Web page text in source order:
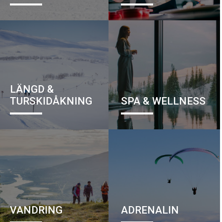
voksoutdoor.se
Besök på Facebook
Besök på Instagram
LÄNGD &
TURSKIDÅKNING
SPA & WELLNESS
VANDRING ADRENALIN